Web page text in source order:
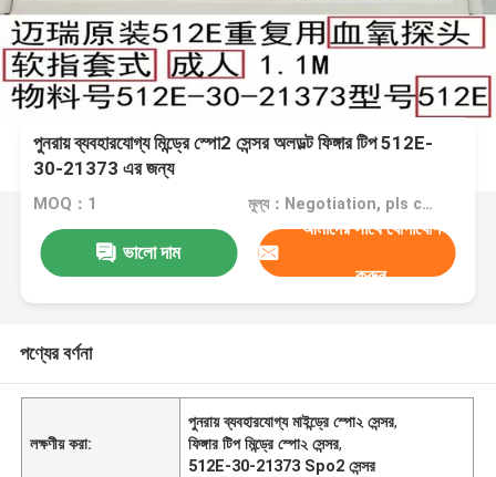
পুনরায় ব্যবহারযোগ্য মিন্ড্রে স্পো2 সেন্সর অলডল্ট ফিঙ্গার টিপ 512E-
30-21373 এর জন্য
MOQ：1 মূল্য：Negotiation, pls contact me
ভালো দাম
আমাদের সাথে যোগাযোগ
করুন
পণ্যের বর্ণনা
লক্ষণীয় করা:
পুনরায় ব্যবহারযোগ্য মাইন্ড্রে স্পো২ সেন্সর,
ফিঙ্গার টিপ মিন্ড্রে স্পো২ সেন্সর,
512E-30-21373 Spo2 সেন্সর